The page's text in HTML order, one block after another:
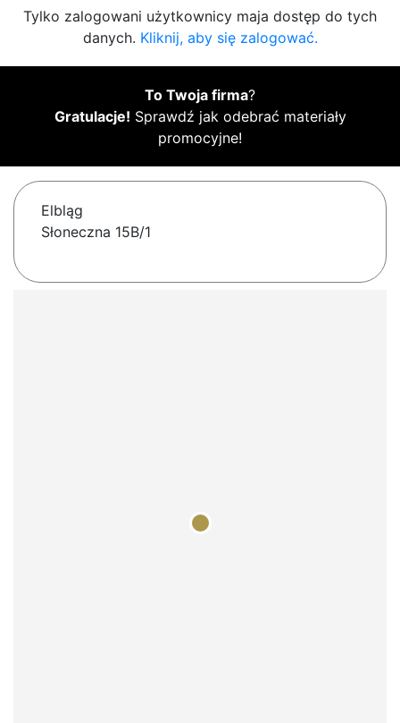
Tylko zalogowani użytkownicy maja dostęp do tych
danych. Kliknij, aby się zalogować.
To Twoja firma?
Gratulacje! Sprawdź jak odebrać materiały
promocyjne!
Elbląg
Słoneczna 15B/1